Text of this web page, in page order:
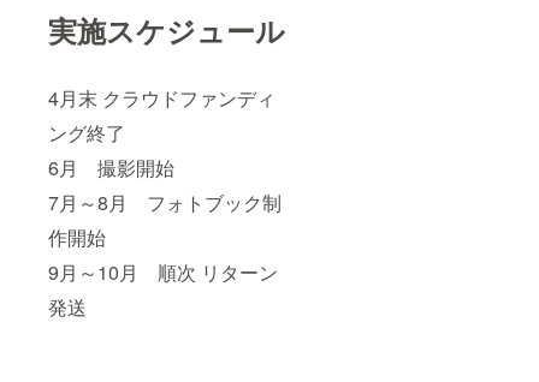
実施スケジュール
4月末 クラウドファンディ
ング終了
6月 撮影開始
7月～8月 フォトブック制
作開始
9月～10月 順次 リターン
発送